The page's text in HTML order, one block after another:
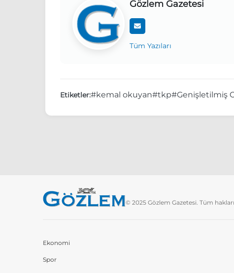
Gözlem Gazetesi
Tüm Yazıları
Etiketler:#kemal okuyan#tkp#Genişletilmiş
© 2025 Gözlem Gazetesi. Tüm hakları
Ekonomi
Spor